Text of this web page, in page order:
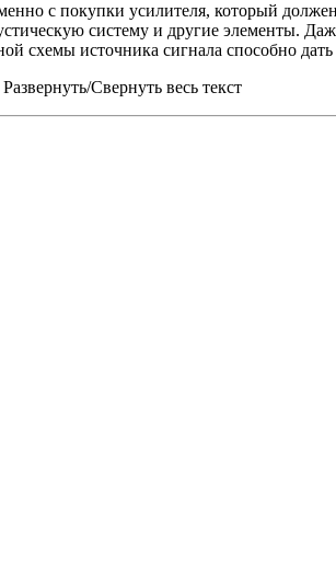
с покупки усилителя, который
систему и другие элементы.
схемы источника сигнала способно
Развернуть/Свернуть весь текст